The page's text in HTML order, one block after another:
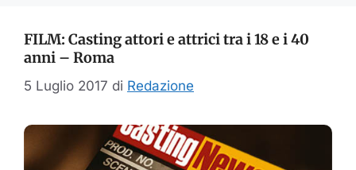
FILM: Casting attori e attrici tra i 18 e i 40
anni – Roma
5 Luglio 2017 di Redazione